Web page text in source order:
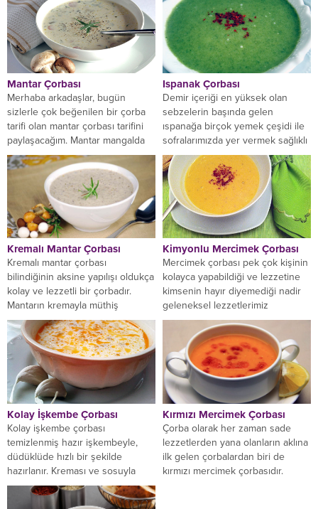
Mantar Çorbası
Merhaba arkadaşlar, bugün
sizlerle çok beğenilen bir çorba
tarifi olan mantar çorbası tarifini
paylaşacağım. Mantar mangalda
etle ve etsiz sade...
Ispanak Çorbası
Demir içeriği en yüksek olan
sebzelerin başında gelen
ıspanağa birçok yemek çeşidi ile
sofralarımızda yer vermek sağlıklı
beslenmek adına da...
Kremalı Mantar Çorbası
Kremalı mantar çorbası
bilindiğinin aksine yapılışı oldukça
kolay ve lezzetli bir çorbadır.
Mantarın kremayla müthiş
uyumunun damaklarda bıraktığı
bu lezzeti,...
Kimyonlu Mercimek Çorbası
Mercimek çorbası pek çok kişinin
kolayca yapabildiği ve lezzetine
kimsenin hayır diyemediği nadir
geleneksel lezzetlerimiz
arasındadır. Mercimek çorbasına
ilave edeceğimiz...
Kolay İşkembe Çorbası
Kolay işkembe çorbası
temizlenmiş hazır işkembeyle,
düdüklüde hızlı bir şekilde
hazırlanır. Kreması ve sosuyla
birlikte yaklaşık 40 dakika sürede
servise...
Kırmızı Mercimek Çorbası
Çorba olarak her zaman sade
lezzetlerden yana olanların aklına
ilk gelen çorbalardan biri de
kırmızı mercimek çorbasıdır.